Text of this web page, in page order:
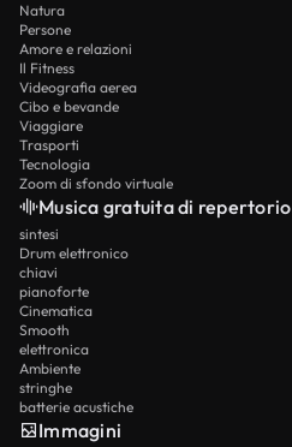
Natura
Persone
Amore e relazioni
Il Fitness
Videografia aerea
Cibo e bevande
Viaggiare
Trasporti
Tecnologia
Zoom di sfondo virtuale
Musica gratuita di repertorio
sintesi
Drum elettronico
chiavi
pianoforte
Cinematica
Smooth
elettronica
Ambiente
stringhe
batterie acustiche
Immagini